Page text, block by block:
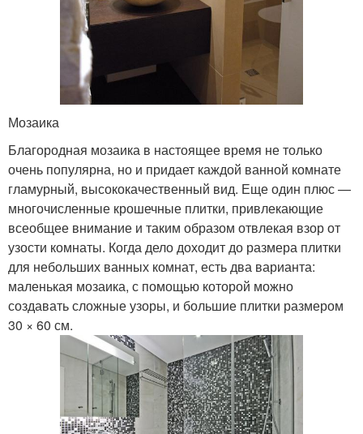
Мозаика
Благородная мозаика в настоящее время не только
очень популярна, но и придает каждой ванной комнате
гламурный, высококачественный вид. Еще один плюс —
многочисленные крошечные плитки, привлекающие
всеобщее внимание и таким образом отвлекая взор от
узости комнаты. Когда дело доходит до размера плитки
для небольших ванных комнат, есть два варианта:
маленькая мозаика, с помощью которой можно
создавать сложные узоры, и большие плитки размером
30 × 60 см.